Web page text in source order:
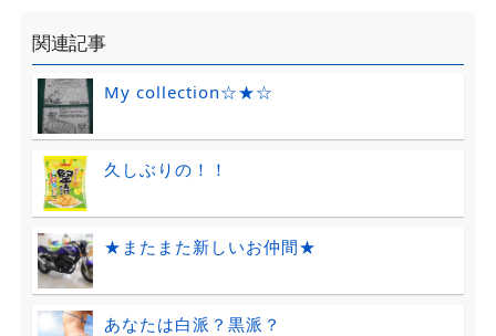
関連記事
My collection☆★☆
久しぶりの！！
★またまた新しいお仲間★
あなたは白派？黒派？